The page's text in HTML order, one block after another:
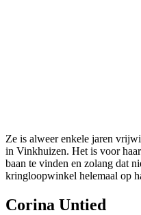
Ze is alweer enkele jaren
in Vinkhuizen. Het is voor
baan te vinden en zolang dat
kringloopwinkel helemaal op
Corina Untied